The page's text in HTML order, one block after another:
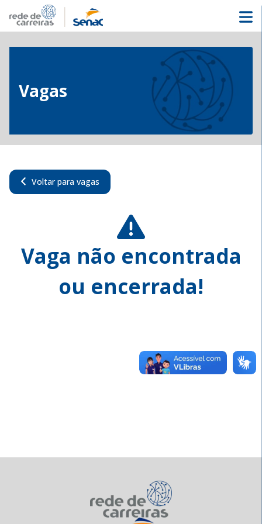
Vagas
Voltar para vagas
Vaga não encontrada
ou encerrada!